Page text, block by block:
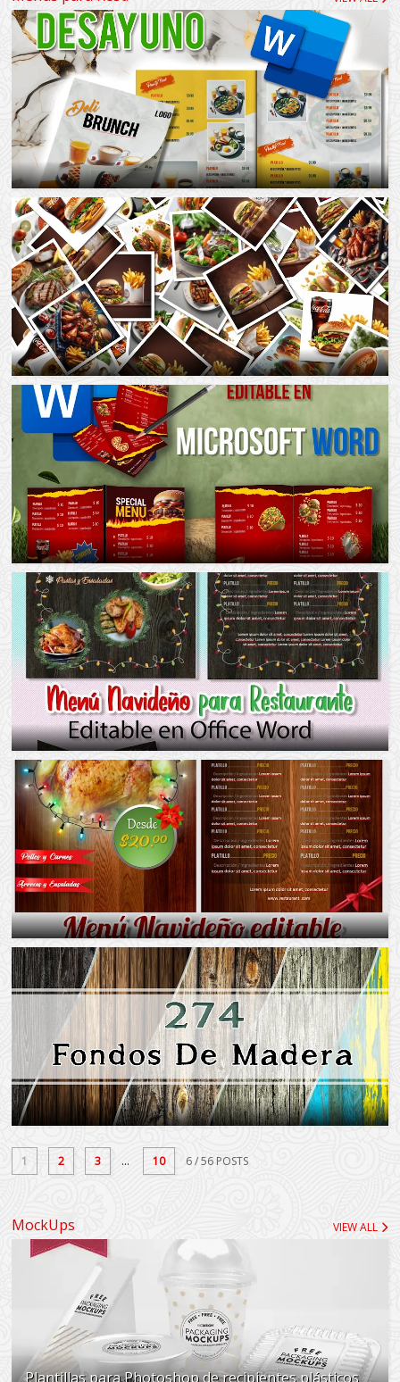
1 2 3 ... 10 6/ 56 POSTS
MockUps VIEW ALL
Plantillas para Photoshop de recipientes plásticos